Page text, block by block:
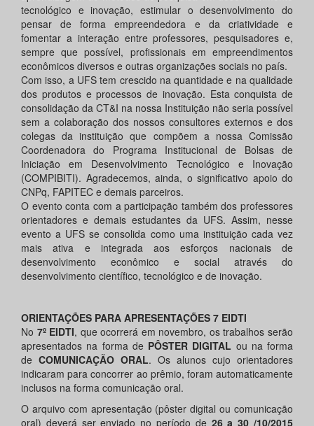
tecnológico e inovação, estimular o desenvolvimento do
pensar de forma empreendedora e da criatividade e
fomentar a interação entre professores, pesquisadores e,
sempre que possível, profissionais em empreendimentos
econômicos diversos e outras organizações sociais no país.
Com isso, a UFS tem crescido na quantidade e na qualidade
dos produtos e processos de inovação. Esta conquista de
consolidação da CT&I na nossa Instituição não seria possível
sem a colaboração dos nossos consultores externos e dos
colegas da instituição que compõem a nossa Comissão
Coordenadora do Programa Institucional de Bolsas de
Iniciação em Desenvolvimento Tecnológico e Inovação
(COMPIBITI). Agradecemos, ainda, o significativo apoio do
CNPq, FAPITEC e demais parceiros.
O evento conta com a participação também dos professores
orientadores e demais estudantes da UFS. Assim, nesse
evento a UFS se consolida como uma instituição cada vez
mais ativa e integrada aos esforços nacionais de
desenvolvimento econômico e social através do
desenvolvimento científico, tecnológico e de inovação.
ORIENTAÇÕES PARA APRESENTAÇÕES 7 EIDTI
No 7º EIDTI, que ocorrerá em novembro, os trabalhos serão
apresentados na forma de PÔSTER DIGITAL ou na forma
de COMUNICAÇÃO ORAL. Os alunos cujo orientadores
indicaram para concorrer ao prêmio, foram automaticamente
inclusos na forma comunicação oral.
O arquivo com apresentação (pôster digital ou comunicação
oral) deverá ser enviado no período de 26 a 30 /10/2015